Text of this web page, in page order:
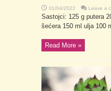
01/04/2022 Leave a
Sastojci: 125 g putera
šećera 150 ml ulja 100
Read More »